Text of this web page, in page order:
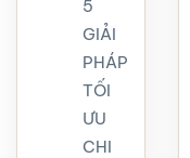
5
GIẢI
PHÁP
TỐI
ƯU
CHI